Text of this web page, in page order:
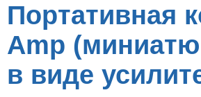
Портативная
Amp
в виде